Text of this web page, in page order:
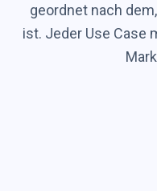
geordnet nach
ist. Jeder Use Case